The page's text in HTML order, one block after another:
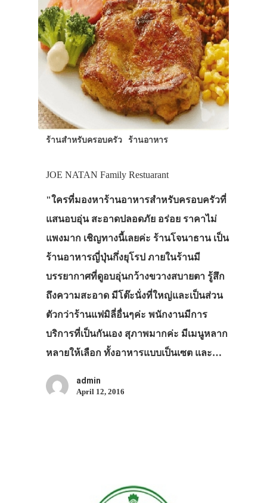
ร้านสำหรับครอบครัว ร้านอาหาร
JOE NATAN Family Restuarant
"ใครที่มองหาร้านอาหารสำหรับครอบครัวที่
แสนอบอุ่น สะอาดปลอดภัย อร่อย ราคาไม่
แพงมาก เชิญทางนี้เลยค่ะ ร้านโจนาธาน เป็น
ร้านอาหารญี่ปุ่นกึ่งยุโรป ภายในร้านมี
บรรยากาศที่ดูอบอุ่นกว้างขวางสบายตา รู้สึก
ถึงความสะอาด มีโต๊ะนั่งที่ใหญ่และเป็นส่วน
ตัวกว่าร้านแฟมิลี่อื่นๆค่ะ พนักงานมีการ
บริการที่เป็นกันเอง สุภาพมากค่ะ มีเมนูหลาก
หลายให้เลือก ทั้งอาหารแบบเป็นเซต และ…
admin
April 12, 2016